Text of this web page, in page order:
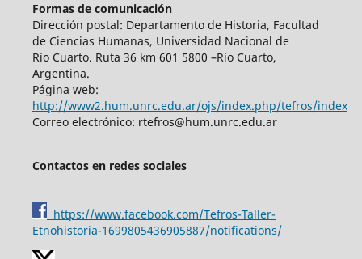
Formas de comunicación
Dirección postal: Departamento de Historia, Facultad
de Ciencias Humanas, Universidad Nacional de
Río Cuarto. Ruta 36 km 601 5800 –Río Cuarto,
Argentina.
Página web:
http://www2.hum.unrc.edu.ar/ojs/index.php/tefros/index
Correo electrónico: rtefros@hum.unrc.edu.ar
Contactos en redes sociales
https://www.facebook.com/Tefros-Taller-
Etnohistoria-1699805436905887/notifications/